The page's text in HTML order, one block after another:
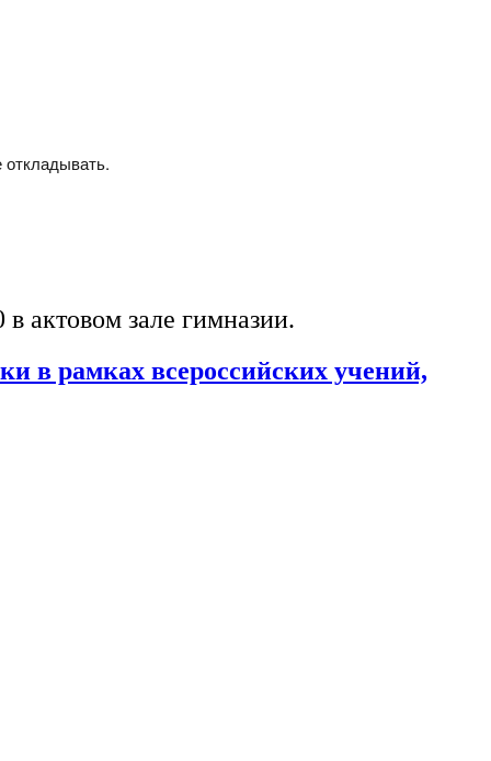
откладывать.
актовом зале гимназии.
в рамках всероссийских учений,